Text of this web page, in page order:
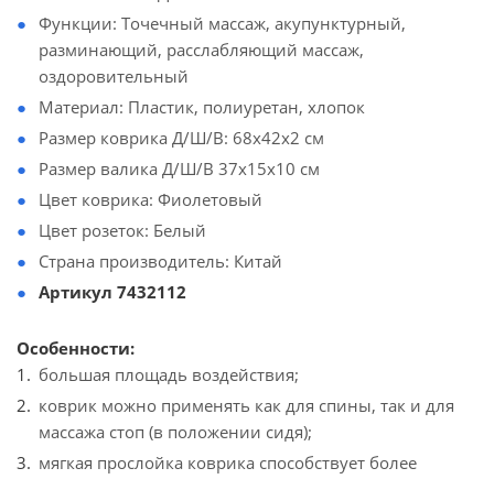
Функции: Точечный массаж, акупунктурный,
разминающий, расслабляющий массаж,
оздоровительный
Материал: Пластик, полиуретан, хлопок
Размер коврика Д/Ш/В: 68х42х2 см
Размер валика Д/Ш/В 37х15х10 см
Цвет коврика: Фиолетовый
Цвет розеток: Белый
Страна производитель: Китай
Артикул 7432112
Особенности:
большая площадь воздействия;
коврик можно применять как для спины, так и для
массажа стоп (в положении сидя);
мягкая прослойка коврика способствует более